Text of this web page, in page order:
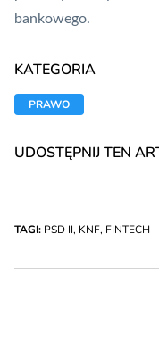
bankowego.
KATEGORIA
PRAWO
UDOSTĘPNIJ TEN
TAGI: PSD II, KNF, FINTECH